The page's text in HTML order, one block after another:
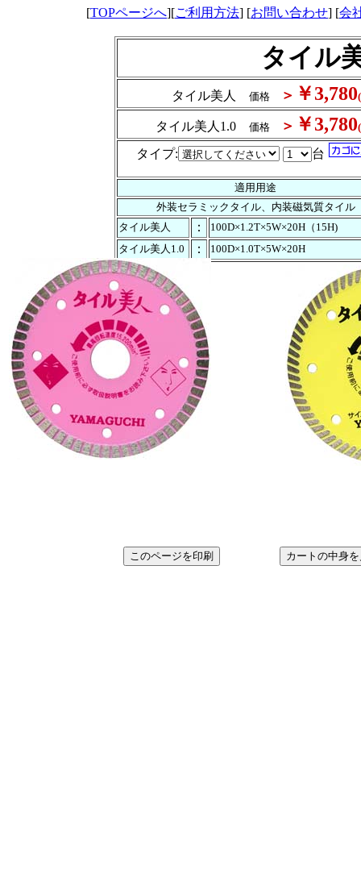
[TOPページへ][ご利用方法] [お問い合わせ] [会
タイル
タイル美人 価格 ＞ ￥3,780
タイル美人1.0 価格 ＞ ￥3,780
タイプ: 台
適用用途
外装セラミックタイル、内装磁気質タイル
タイル美人
：
100D×1.2T×5W×20H（15H)
タイル美人1.0
： 100D×1.0T×5W×20H